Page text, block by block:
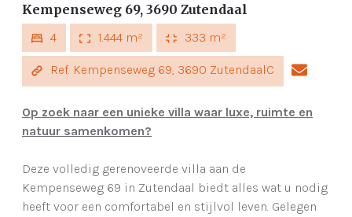
Kempenseweg 69, 3690 Zutendaal
4 1.444 m² 333 m²
Ref. Kempenseweg 69, 3690 ZutendaalC
Op zoek naar een unieke villa waar luxe, ruimte en
natuur samenkomen?
Deze volledig gerenoveerde villa aan de
Kempenseweg 69 in Zutendaal biedt alles wat u nodig
heeft voor een comfortabel en stijlvol leven. Gelegen